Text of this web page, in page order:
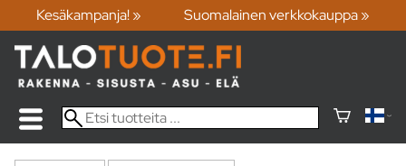
Kesäkampanja! » Suomalainen verkkokauppa »